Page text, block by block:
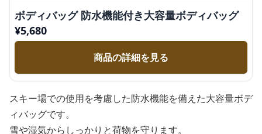
ボディバッグ 防水機能付き大容量ボディバッグ
¥5,680
商品の詳細を見る
スキー場での使用を考慮した防水機能を備えた大容量ボデ
ィバッグです。
雪や湿気からしっかりと荷物を守ります。